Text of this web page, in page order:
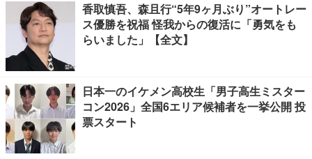
香取慎吾、森且行“5年9ヶ月ぶり”オートレー
ス優勝を祝福 怪我からの復活に「勇気をも
らいました」【全文】
日本一のイケメン高校生「男子高生ミスター
コン2026」全国6エリア候補者を一挙公開 投
票スタート